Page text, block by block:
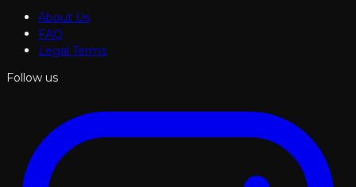
About Us
FAQ
Legal Terms
Follow us